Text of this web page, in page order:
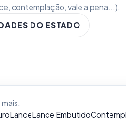
contemplação, vale a pena...).
DO ESTADO
LanceLance Embutido